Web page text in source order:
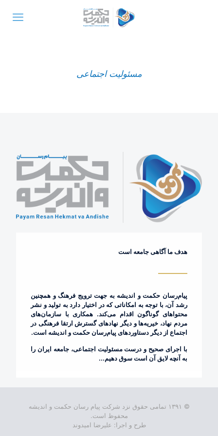
مسئولیت اجتماعی
هدف ما آگاهی جامعه است
پیام‌رسان حکمت و اندیشه به جهت ترویج فرهنگ و همچنین
رشد آن، با توجه به امکاناتی که در اختیار دارد به تولید و نشر
محتواهای گوناگون اقدام می‌کند. همکاری با سازمان‌های
مردم نهاد، خیریه‌ها و دیگر نهادهای گسترش ارتقا فرهنگی در
اجتماع از دیگر دستاوردهای پیام‌رسان حکمت و اندیشه است.
با اجرای صحیح و درست مسئولیت اجتماعی، جامعه ایران را
به آنچه لایق آن است سوق دهیم...
© ۱۳۹۱ تمامی حقوق نزد شرکت پیام رسان حکمت و اندیشه
محفوظ است.
طرح و اجرا: علیرضا امیدوند